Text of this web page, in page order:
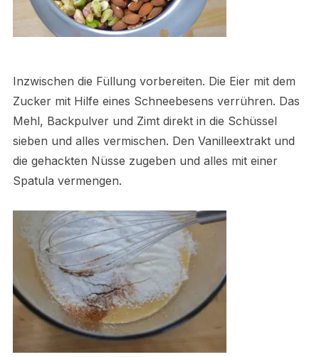
Inzwischen die Füllung vorbereiten. Die Eier mit dem
Zucker mit Hilfe eines Schneebesens verrühren. Das
Mehl, Backpulver und Zimt direkt in die Schüssel
sieben und alles vermischen. Den Vanilleextrakt und
die gehackten Nüsse zugeben und alles mit einer
Spatula vermengen.